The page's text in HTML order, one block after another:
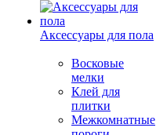
Аксессуары для пола
Восковые
мелки
Клей для
плитки
Межкомнатные